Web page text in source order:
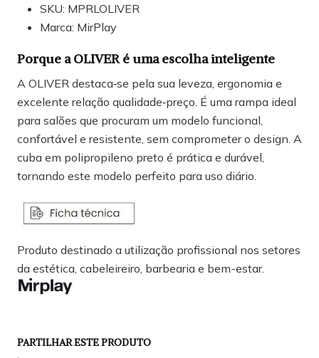
SKU: MPRLOLIVER
Marca: MirPlay
Porque a OLIVER é uma escolha inteligente
A OLIVER destaca‑se pela sua leveza, ergonomia e
excelente relação qualidade‑preço. É uma rampa ideal
para salões que procuram um modelo funcional,
confortável e resistente, sem comprometer o design. A
cuba em polipropileno preto é prática e durável,
tornando este modelo perfeito para uso diário.
Produto destinado a utilização profissional nos setores
da estética, cabeleireiro, barbearia e bem-estar.
PARTILHAR ESTE PRODUTO